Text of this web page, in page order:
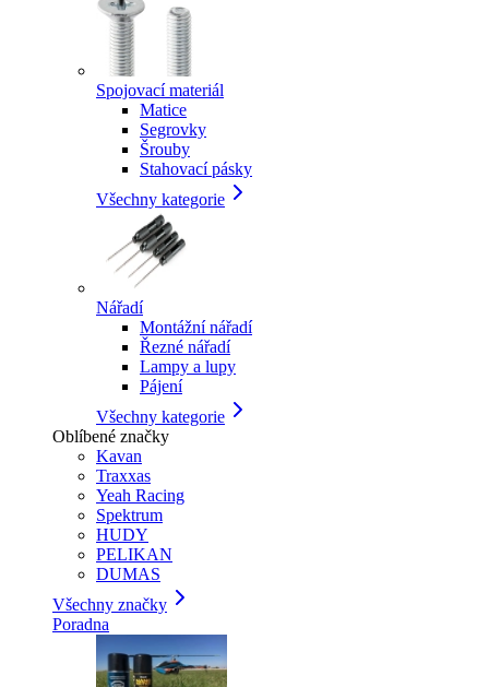
Spojovací materiál
Matice
Segrovky
Šrouby
Stahovací pásky
Všechny kategorie
Nářadí
Montážní nářadí
Řezné nářadí
Lampy a lupy
Pájení
Všechny kategorie
Oblíbené značky
Kavan
Traxxas
Yeah Racing
Spektrum
HUDY
PELIKAN
DUMAS
Všechny značky
Poradna